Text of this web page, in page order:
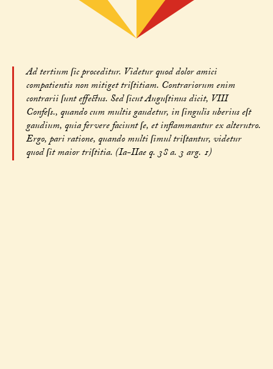
Ad tertium ſic proceditur. Videtur quod dolor amici
compatientis non mitiget triſtitiam. Contrariorum enim
contrarii ſunt effectus. Sed ſicut Auguſtinus dicit, VIII
Confeſs., quando cum multis gaudetur, in ſingulis uberius eſt
gaudium, quia fervere faciunt ſe, et inflammantur ex alterutro.
Ergo, pari ratione, quando multi ſimul triſtantur, videtur
quod ſit maior triſtitia. (Ia-IIae q. 38 a. 3 arg. 1)